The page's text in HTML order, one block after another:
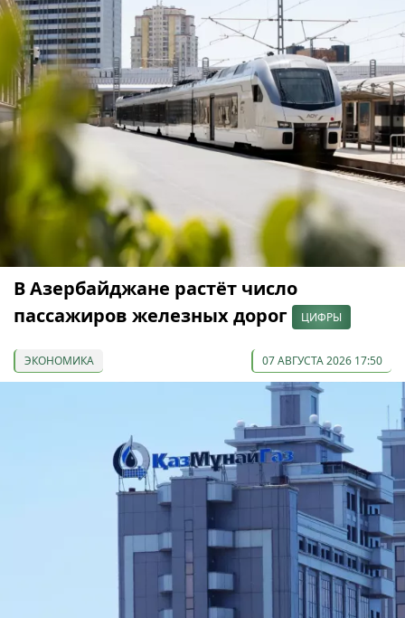
В Азербайджане растёт число
пассажиров железных дорог
ЦИФРЫ
ЭКОНОМИКА 07 АВГУСТА 2026 17:50